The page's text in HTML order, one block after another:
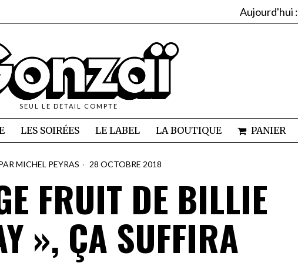
Aujourd'hui :
SEUL LE DETAIL COMPTE
LES SOIRÉES LE LABEL LA BOUTIQUE PANIER
MICHEL PEYRAS 28 OCTOBRE 2018
FRUIT DE BILLIE
», ÇA SUFFIRA